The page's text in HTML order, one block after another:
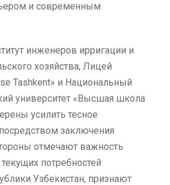
и современным
инженеров ирригации и
хозяйства, Лицей
Tashkent» и Национальный
университет «Высшая школа
усилить тесное
заключения
отмечают важность
потребностей
Узбекистан, признают